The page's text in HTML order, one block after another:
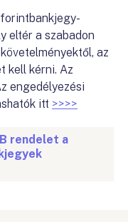
eltér a szabadon
az
kell kérni. Az
engedélyezési
itt >>>>
rendelet a